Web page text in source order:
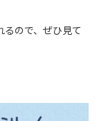
るので、ぜひ見て